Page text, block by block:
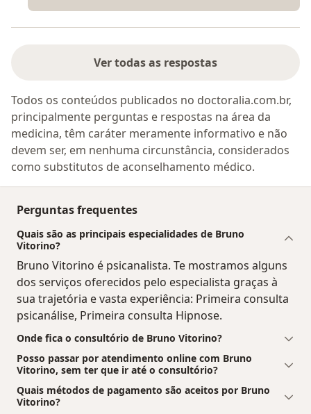
Ver todas as respostas
Todos os conteúdos publicados no doctoralia.com.br,
principalmente perguntas e respostas na área da
medicina, têm caráter meramente informativo e não
devem ser, em nenhuma circunstância, considerados
como substitutos de aconselhamento médico.
Perguntas frequentes
Quais são as principais especialidades de Bruno
Vitorino?
Bruno Vitorino é psicanalista. Te mostramos alguns
dos serviços oferecidos pelo especialista graças à
sua trajetória e vasta experiência: Primeira consulta
psicanálise, Primeira consulta Hipnose.
Onde fica o consultório de Bruno Vitorino?
Posso passar por atendimento online com Bruno
Vitorino, sem ter que ir até o consultório?
Quais métodos de pagamento são aceitos por Bruno
Vitorino?